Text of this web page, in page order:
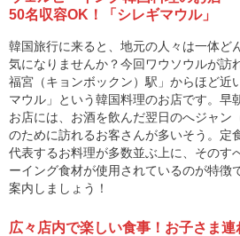
50名収容OK！「シレギマウル」
韓国旅行に来ると、地元の人々は一体ど
気になりませんか？今回ワウソウルが訪
福宮（キョンボックン）駅」からほど
マウル」という韓国料理のお店です。早
お店には、お酒を飲んだ翌日のへジャン
のために訪れるお客さんが多いそう。定
代表するお料理が多数並ぶ上に、そのす
ーイング食材が使用されているのが特徴
案内しましょう！
広々店内で楽しい食事！お子さま連